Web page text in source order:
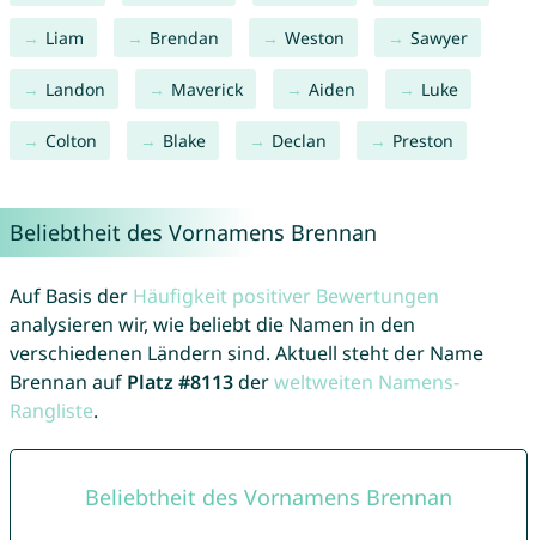
Liam Brendan Weston Sawyer
Landon Maverick Aiden Luke
Colton Blake Declan Preston
Beliebtheit des Vornamens Brennan
Auf Basis der Häufigkeit positiver Bewertungen
analysieren wir, wie beliebt die Namen in den
verschiedenen Ländern sind. Aktuell steht der Name
Brennan auf Platz #8113derweltweiten Namens-
Rangliste.